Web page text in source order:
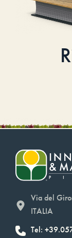
Via del
ITALIA
Tel: